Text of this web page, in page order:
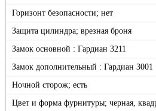
Горизонт безопасности; нет
Защита цилиндра; врезная броня
Замок основной : Гардиан 3211
Замок дополнительный : Гардиан 3001
Ночной сторож; есть
Цвет и форма фурнитуры; черная,